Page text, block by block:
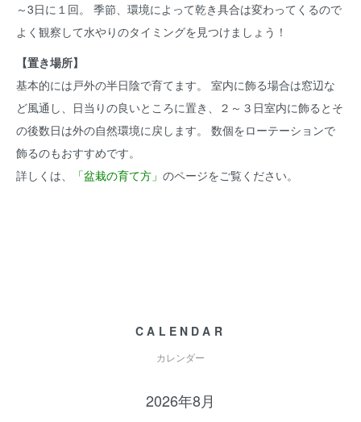
～3日に１回。 季節、環境によって乾き具合は変わってくるので
よく観察して水やりのタイミングを見つけましょう！
【置き場所】
基本的には戸外の半日陰で育てます。 室内に飾る場合は窓辺な
ど風通し、日当りの良いところに置き、２～３日室内に飾るとそ
の後数日は外の自然環境に戻します。 数個をローテーションで
飾るのもおすすめです。
詳しくは、
「盆栽の育て方」 のページをご覧ください。
CALENDAR
カレンダー
2026年8月